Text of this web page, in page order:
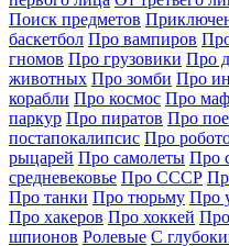
Поиск предметов
баскетбол Про вампиров
гномов Про грузовики Про
животных Про зомби Про
корабли Про космос Про
паркур Про пиратов Про
постапокалипсис Про
рыцарей Про самолеты Про
средневековье Про СССР
Про танки Про тюрьму Про
Про хакеров Про хоккей
шпионов Ролевые С